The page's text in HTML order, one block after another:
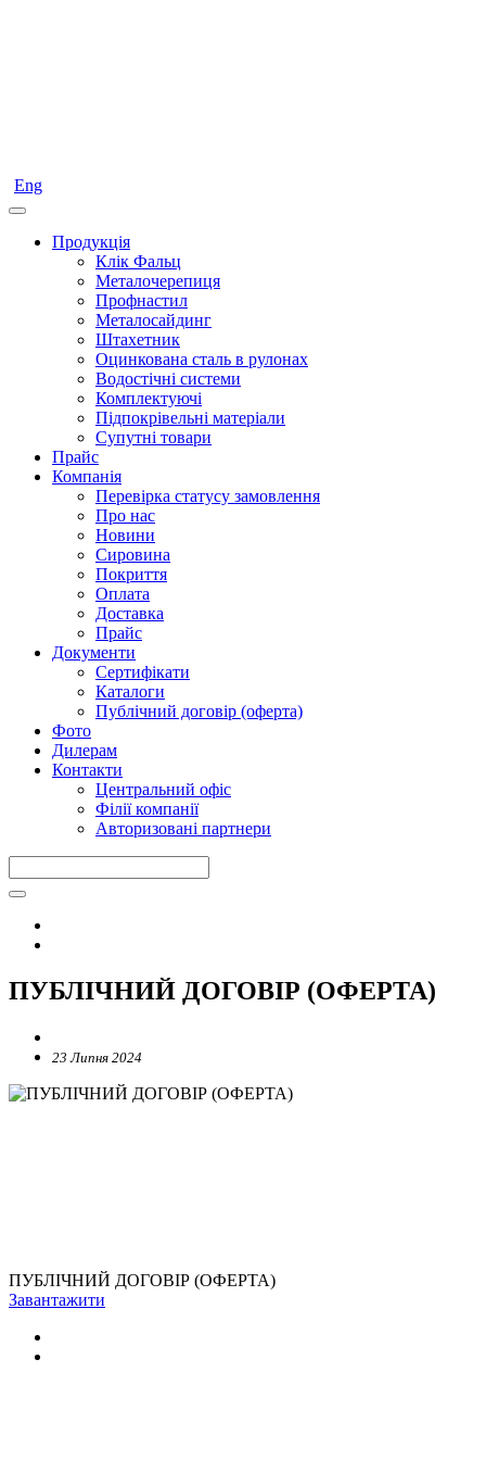
Eng
Продукція
Клік Фальц
Металочерепиця
Профнастил
Металосайдинг
Штахетник
Оцинкована сталь в рулонах
Водостічні системи
Комплектуючі
Підпокрівельні матеріали
Супутні товари
Прайс
Компанія
Перевірка статусу замовлення
Про нас
Новини
Сировина
Покриття
Оплата
Доставка
Прайс
Документи
Сертифікати
Каталоги
Публічний договір (оферта)
Фото
Дилерам
Контакти
Центральний офіс
Філії компанії
Авторизовані партнери
ПУБЛІЧНИЙ ДОГОВІР (ОФЕРТА)
23 Липня 2024
ПУБЛІЧНИЙ ДОГОВІР (ОФЕРТА)
Завантажити